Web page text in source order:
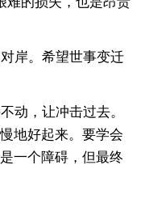
岸。希望世事变迁
动，让冲击过去。
地好起来。要学会
一个障碍，但最终